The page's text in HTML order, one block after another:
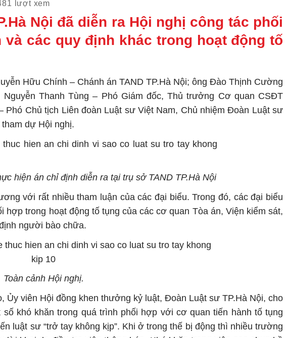
lượt xem
Nội đã diễn ra Hội nghị công tác phối
các quy định khác trong hoạt động tố
Hữu Chính – Chánh án TAND TP.Hà Nội; ông Đào Thịnh Cường
Thanh Tùng – Phó Giám đốc, Thủ trưởng Cơ quan CSĐT
Phó Chủ tịch Liên đoàn Luật sư Việt Nam, Chủ nhiệm Đoàn Luật sư
dự Hội nghị.
hiện án chỉ định diễn ra tại trụ sở TAND TP.Hà Nội
với rất nhiều tham luận của các đại biểu. Trong đó, các đại biểu
hợp trong hoạt động tố tụng của các cơ quan Tòa án, Viện kiểm sát,
người bào chữa.
Toàn cảnh Hội nghị.
Ủy viên Hội đồng khen thưởng kỷ luật, Đoàn Luật sư TP.Hà Nội, cho
khó khăn trong quá trình phối hợp với cơ quan tiến hành tố tụng
luật sư “trở tay không kịp”. Khi ở trong thế bị động thì nhiều trường